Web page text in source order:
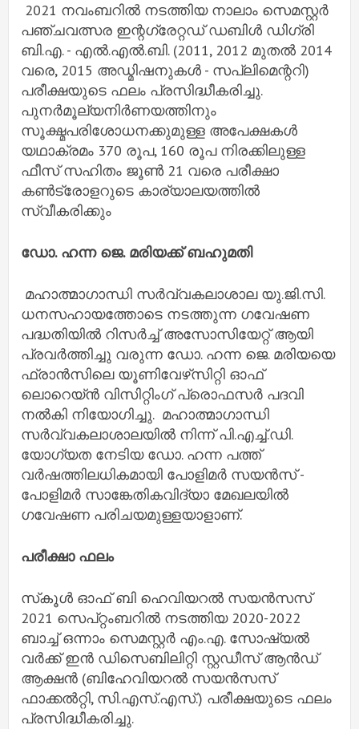
2021 നവംബറിൽ നടത്തിയ നാലാം സെമസ്റ്റർ
പഞ്ചവത്സര ഇന്റഗ്രേറ്റഡ് ഡബിൾ ഡിഗ്രി
ബി.എ. - എൽ.എൽ.ബി. (2011, 2012 മുതൽ 2014
വരെ, 2015 അഡ്മിഷനുകൾ - സപ്ലിമെന്ററി)
പരീക്ഷയുടെ ഫലം പ്രസിദ്ധീകരിച്ചു.
പുനർമൂല്യനിർണയത്തിനും
സൂക്ഷ്മപരിശോധനക്കുമുള്ള അപേക്ഷകൾ
യഥാക്രമം 370 രൂപ, 160 രൂപ നിരക്കിലുള്ള
ഫീസ് സഹിതം ജൂൺ 21 വരെ പരീക്ഷാ
കൺട്രോളറുടെ കാര്യാലയത്തിൽ
സ്വീകരിക്കും
ഡോ. ഹന്ന ജെ. മരിയക്ക് ബഹുമതി
മഹാത്മാഗാന്ധി സർവ്വകലാശാല യു.ജി.സി.
ധനസഹായത്തോടെ നടത്തുന്ന ഗവേഷണ
പദ്ധതിയിൽ റിസർച്ച് അസോസിയേറ്റ് ആയി
പ്രവർത്തിച്ചു വരുന്ന ഡോ. ഹന്ന ജെ. മരിയയെ
ഫ്രാൻസിലെ യൂണിവേഴ്‌സിറ്റി ഓഫ്
ലൊറെയ്ൻ വിസിറ്റിംഗ് പ്രൊഫസർ പദവി
നൽകി നിയോഗിച്ചു. മഹാത്മാഗാന്ധി
സർവ്വകലാശാലയിൽ നിന്ന് പി.എച്ച്.ഡി.
യോഗ്യത നേടിയ ഡോ. ഹന്ന പത്ത്
വർഷത്തിലധികമായി പോളിമർ സയൻസ് -
പോളിമർ സാങ്കേതികവിദ്യാ മേഖലയിൽ
ഗവേഷണ പരിചയമുള്ളയാളാണ്.
പരീക്ഷാ ഫലം
സ്‌കൂൾ ഓഫ് ബി ഹെവിയറൽ സയൻസസ്
2021 സെപ്റ്റംബറിൽ നടത്തിയ 2020-2022
ബാച്ച് ഒന്നാം സെമസ്റ്റർ എം.എ. സോഷ്യൽ
വർക്ക് ഇൻ ഡിസെബിലിറ്റി സ്റ്റഡീസ് ആൻഡ്
ആക്ഷൻ (ബിഹേവിയറൽ സയൻസസ്
ഫാക്കൽറ്റി, സി.എസ്.എസ്.) പരീക്ഷയുടെ ഫലം
പ്രസിദ്ധീകരിച്ചു.